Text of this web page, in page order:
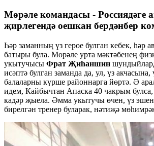
Мөрәле командасы - Россиядәге
җирлегендә оешкан бердәнбер
Һәр заманның үз герое булган кебек, һәр
батыры була. Мөрәле урта мәктәбенең
укытучысы Фрат Җиһаншин
исәптә булган заманда да, ул, үз
балаларны күрше районнарга йөртә. Ә
идем, Кайбычтан Апаска 40 чакрым
кадәр җыела. Әмма укытучы өчен, үз
бирелгән тренер буларак, нәтиҗә